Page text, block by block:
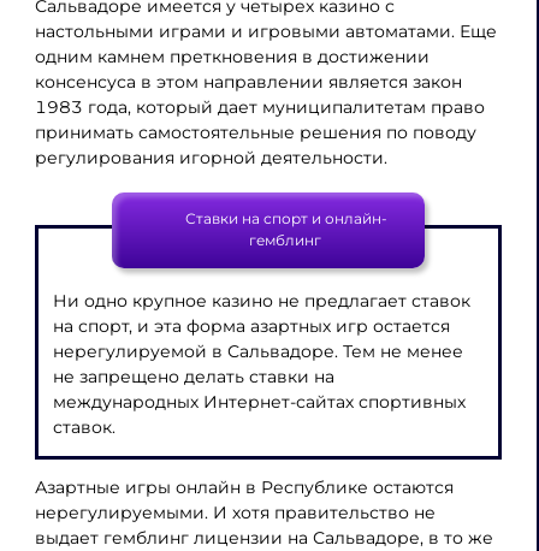
Сальвадоре имеется у четырех казино с
настольными играми и игровыми автоматами. Еще
одним камнем преткновения в достижении
консенсуса в этом направлении является закон
1983 года, который дает муниципалитетам право
принимать самостоятельные решения по поводу
регулирования игорной деятельности.
Ставки на спорт и онлайн-
гемблинг
Ни одно крупное казино не предлагает ставок
на спорт, и эта форма азартных игр остается
нерегулируемой в Сальвадоре. Тем не менее
не запрещено делать ставки на
международных Интернет-сайтах спортивных
ставок.
Азартные игры онлайн в Республике остаются
нерегулируемыми. И хотя правительство не
выдает гемблинг лицензии на Сальвадоре, в то же